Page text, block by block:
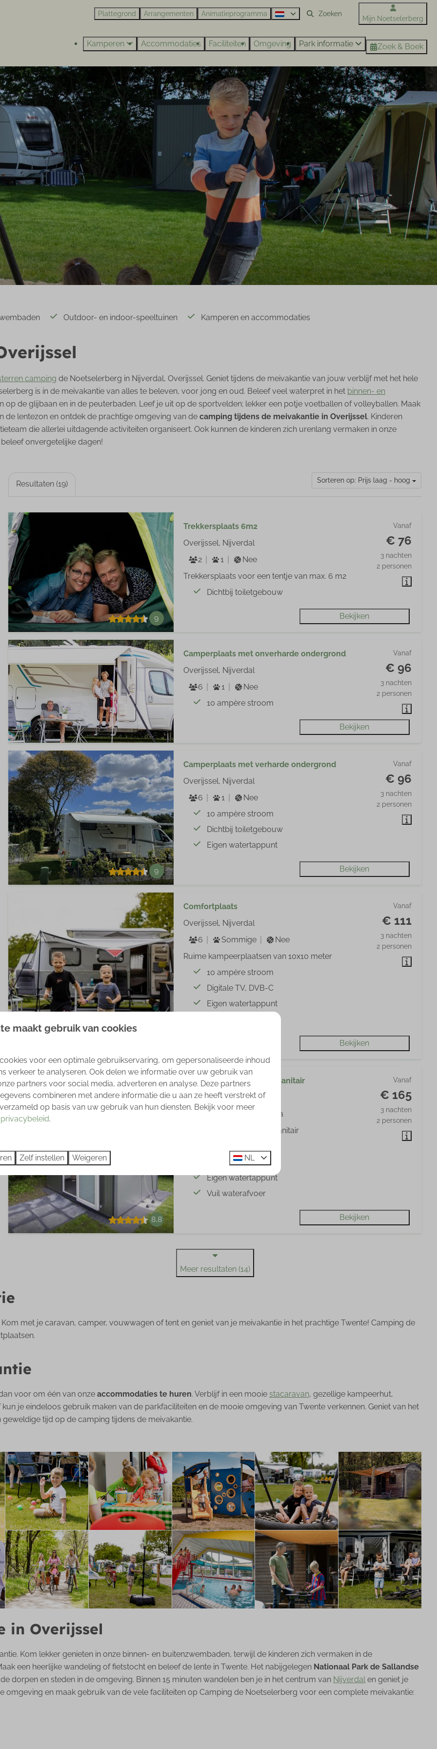
Plattegrond Arrangementen Animatieprogramma
Mijn Noetselerberg
Kamperen Accommodaties Faciliteiten Omgeving Park informatie Zoek & Boek
Outdoor- en indoor-speeltuinen Kamperen en accommodaties
camping de Noetselerberg in Nijverdal, Overijssel. Geniet tijdens de meivakantie van jouw verblijf met het hele
is in de meivakantie van alles te beleven, voor jong en oud. Beleef veel waterpret in het binnen- en
op de glijbaan en in de peuterbaden. Leef je uit op de sportvelden; lekker een potje voetballen of volleyballen. Maak
de lentezon en ontdek de prachtige omgeving van decamping tijdens de meivakantie in Overijssel. Kinderen
die allerlei uitdagende activiteiten organiseert. Ook kunnen de kinderen zich urenlang vermaken in onze
onvergetelijke dagen!
Sorteren op: Prijs laag - hoog
Resultaten (19)
9
Vanaf
€ 76
3 nachten
2 personen
Trekkersplaats 6m2
Overijssel, Nijverdal
2
1
Nee
Trekkersplaats voor een tentje van max. 6 m2
Dichtbij toiletgebouw
Bekijken
Vanaf
€ 96
3 nachten
2 personen
Camperplaats met onverharde ondergrond
Overijssel, Nijverdal
6
1
Nee
10 ampère stroom
Bekijken
9
Vanaf
€ 96
3 nachten
2 personen
Camperplaats met verharde ondergrond
Overijssel, Nijverdal
6
1
Nee
10 ampère stroom
Dichtbij toiletgebouw
Eigen watertappunt
Bekijken
Vanaf
€ 111
3 nachten
2 personen
Comfortplaats
Overijssel, Nijverdal
6
Sommige
Nee
Ruime kampeerplaatsen van 10x10 meter
10 ampère stroom
Digitale TV, DVB-C
Eigen watertappunt
Bekijken
8,8
Vanaf
€ 165
3 nachten
2 personen
Comfortplaats met privé sanitair
Overijssel, Nijverdal
Ja
Comfortplaats met privé sanitair
Digitale TV, DVB-C
Eigen watertappunt
Vuil waterafvoer
Bekijken
Meer resultaten (14)
met je caravan, camper, vouwwagen of tent en geniet van je meivakantie in het prachtige Twente! Camping de
voor om één van onzeaccommodatieste huren. Verblijf in een mooiestacaravan, gezellige kampeerhut,
je eindeloos gebruik maken van de parkfaciliteiten en de mooie omgeving van Twente verkennen. Geniet van het
tijd op de camping tijdens de meivakantie.
in Overijssel
Kom lekker genieten in onze binnen- en buitenzwembaden, terwijl de kinderen zich vermaken in de
een heerlijke wandeling of fietstocht en beleef de lente in Twente. Het nabijgelegen Nationaal Park de Sallandse
dorpen en steden in de omgeving. Binnen 15 minuten wandelen ben je in het centrum van Nijverdal en geniet je
omgeving en maak gebruik van de vele faciliteiten op Camping de Noetselerberg voor een complete meivakantie:
maakt gebruik van cookies
voor een optimale gebruikservaring, om gepersonaliseerde inhoud
verkeer te analyseren. Ook delen we informatie over uw gebruik van
partners voor social media, adverteren en analyse. Deze partners
combineren met andere informatie die u aan ze heeft verstrekt of
op basis van uw gebruik van hun diensten. Bekijk voor meer
privacybeleid.
Zelf instellen Weigeren NL